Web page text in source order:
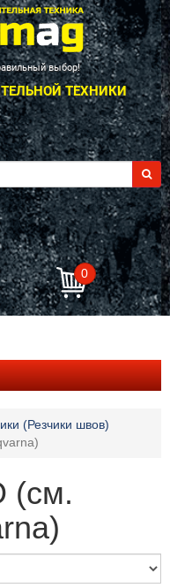
выбор!
ТЕХНИКИ
0
(Резчики швов)
(см.